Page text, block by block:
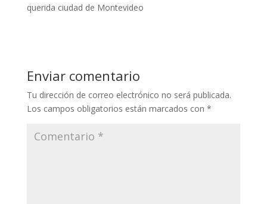
querida ciudad de Montevideo
Enviar comentario
Tu dirección de correo electrónico no será publicada.
Los campos obligatorios están marcados con *